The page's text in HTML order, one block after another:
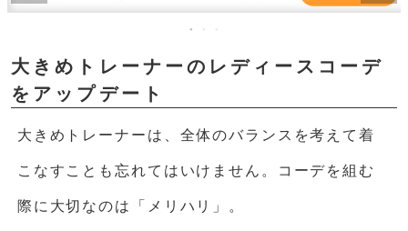
大きめトレーナーのレディースコーデ
をアップデート
大きめトレーナーは、全体のバランスを考えて着
こなすことも忘れてはいけません。コーデを組む
際に大切なのは「メリハリ」。